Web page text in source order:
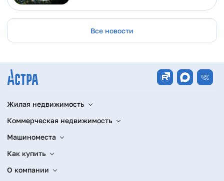
Все новости
Жилая недвижимость
Коммерческая недвижимость
Машиноместа
Как купить
О компании